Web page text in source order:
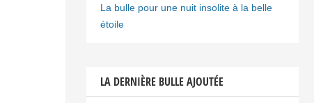
La bulle pour une nuit insolite à la belle
étoile
LA DERNIÈRE BULLE AJOUTÉE